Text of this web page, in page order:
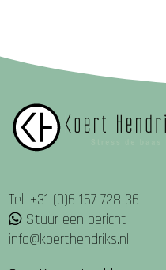
Tel: +31 (0)6 167 728 36
Stuur een bericht
info@koerthendriks.nl